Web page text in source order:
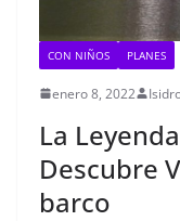
CON NIÑOS PLANES
enero 8, 2022
La
Descubre
barco